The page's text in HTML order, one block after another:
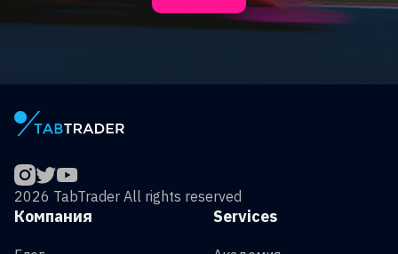
2026 TabTrader All rights reserved
Services
Компания